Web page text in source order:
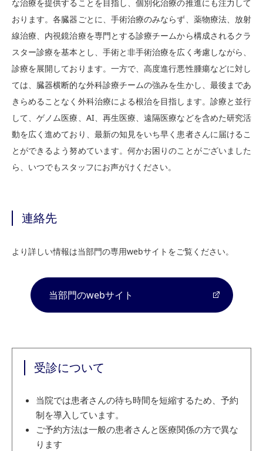
な治療を提供することを目指し、個別化治療の推進にも注力して
おります。各臓器ごとに、手術治療のみならず、薬物療法、放射
線治療、内視鏡治療を専門とする診療チームから構成されるクラ
スター診療を基本とし、手術と非手術治療を広く考慮しながら、
診療を展開しております。一方で、高度進行悪性腫瘍などに対し
ては、臓器横断的な外科診療チームの強みを生かし、最後まであ
きらめることなく外科治療による根治を目指します。診療と並行
して、ゲノム医療、AI、再生医療、遠隔医療などを含めた研究活
動を広く進めており、最新の知見をいち早く患者さんに届けるこ
とができるよう努めています。何かお困りのことがございました
ら、いつでもスタッフにお声がけください。
連絡先
より詳しい情報は当部門の専用webサイトをご覧ください。
当部門のwebサイト
受診について
当院では患者さんの待ち時間を短縮するため、予約
制を導入しています。
ご予約方法は一般の患者さんと医療関係の方で異な
ります